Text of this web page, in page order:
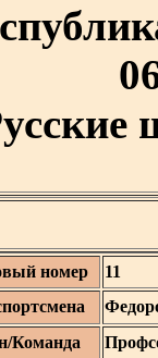
номер
11
Команда